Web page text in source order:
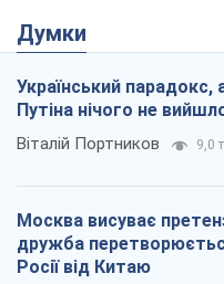
Думки
Український парадокс,
Путіна нічого не
Віталій Портников 9,0
Москва висуває
дружба
Росії від Китаю